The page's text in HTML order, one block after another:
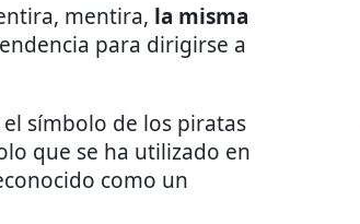
mentira, la misma
para dirigirse a
símbolo de los piratas
que se ha utilizado en
como un